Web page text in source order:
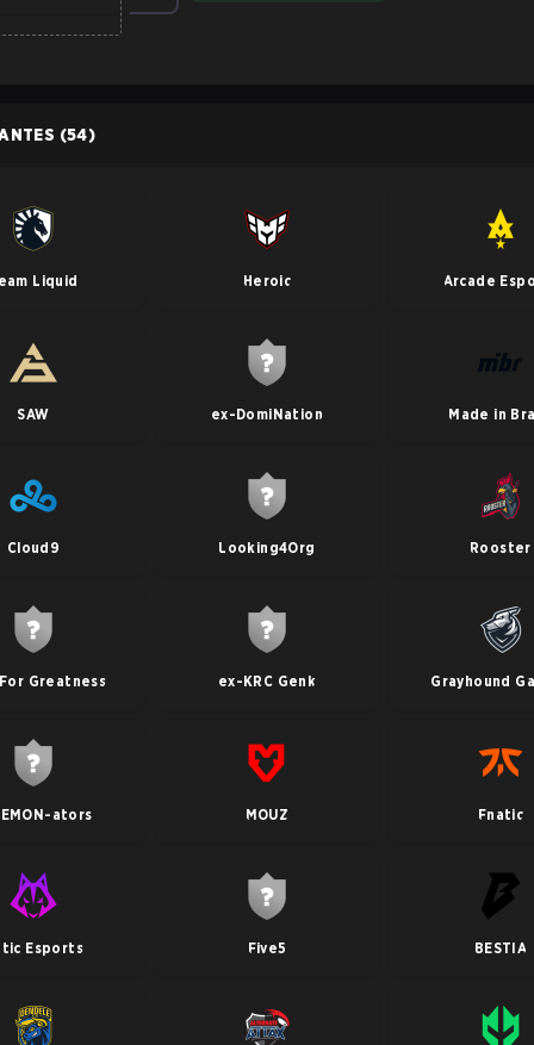
(54)
Liquid Heroic Arcade
SAW ex-DomiNation Made in
Cloud9 Looking4Org Rooster
Greatness ex-KRC Genk Grayhound
ators MOUZ Fnatic
Esports Five5 BESTIA